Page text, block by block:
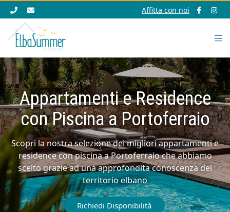
Affitta con noi
Appartamenti e Residence
con Piscina a Portoferraio
Scopri la nostra selezione dei migliori appartamenti e
residence con piscina a Portoferraio che abbiamo
scelto grazie ad una approfondita conoscenza del
territorio elbano
Richiedi Disponibilità